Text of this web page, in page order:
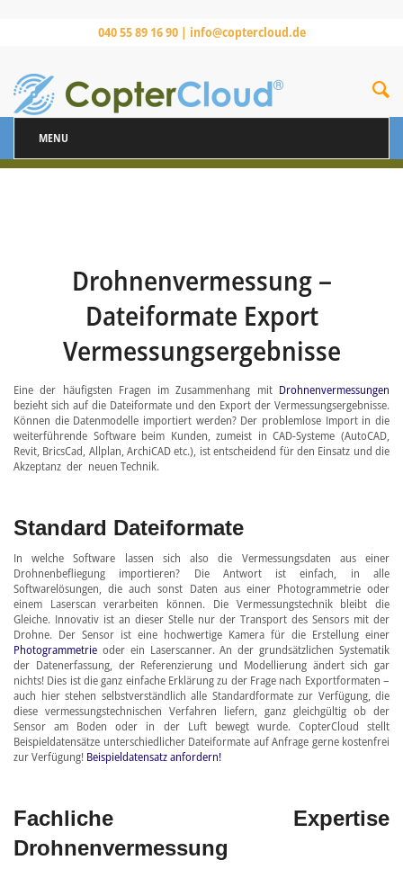
040 55 89 16 90 | info@coptercloud.de
MENU
Drohnenvermessung –
Dateiformate Export
Vermessungsergebnisse
Eine der häufigsten Fragen im Zusammenhang mit Drohnenvermessungen
bezieht sich auf die Dateiformate und den Export der Vermessungsergebnisse.
Können die Datenmodelle importiert werden? Der problemlose Import in die
weiterführende Software beim Kunden, zumeist in CAD-Systeme (AutoCAD,
Revit, BricsCad, Allplan, ArchiCAD etc.), ist entscheidend für den Einsatz und die
Akzeptanz der neuen Technik.
Standard Dateiformate
In welche Software lassen sich also die Vermessungsdaten aus einer
Drohnenbefliegung importieren? Die Antwort ist einfach, in alle
Softwarelösungen, die auch sonst Daten aus einer Photogrammetrie oder
einem Laserscan verarbeiten können. Die Vermessungstechnik bleibt die
Gleiche. Innovativ ist an dieser Stelle nur der Transport des Sensors mit der
Drohne. Der Sensor ist eine hochwertige Kamera für die Erstellung einer
Photogrammetrie oder ein Laserscanner. An der grundsätzlichen Systematik
der Datenerfassung, der Referenzierung und Modellierung ändert sich gar
nichts! Dies ist die ganz einfache Erklärung zu der Frage nach Exportformaten –
auch hier stehen selbstverständlich alle Standardformate zur Verfügung, die
diese vermessungstechnischen Verfahren liefern, ganz gleichgültig ob der
Sensor am Boden oder in der Luft bewegt wurde. CopterCloud stellt
Beispieldatensätze unterschiedlicher Dateiformate auf Anfrage gerne kostenfrei
zur Verfügung! Beispieldatensatz anfordern!
Fachliche Expertise
Drohnenvermessung